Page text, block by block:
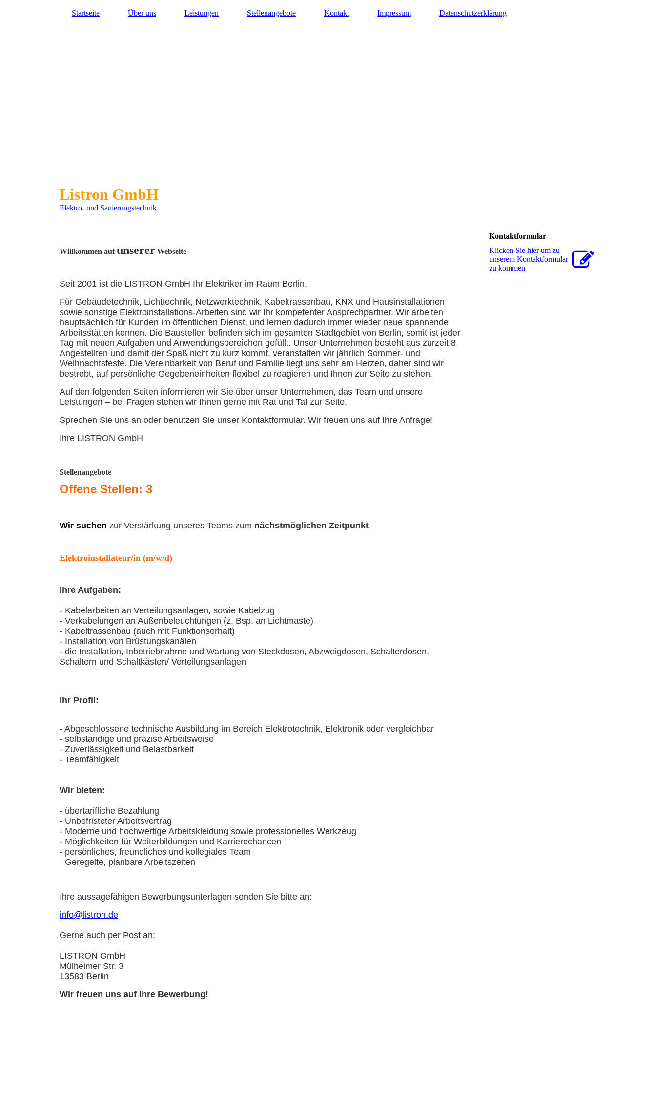
Startseite Über uns Leistungen Stellenangebote Kontakt Impressum Datenschutzerklärung
Listron GmbH
Elektro- und Sanierungstechnik
Willkommen aufunserer Webseite
Seit 2001 ist die LISTRON GmbH Ihr Elektriker im Raum Berlin.
Für Gebäudetechnik, Lichttechnik, Netzwerktechnik, Kabeltrassenbau, KNX und Hausinstallationen
sowie sonstige Elektroinstallations-Arbeiten sind wir Ihr kompetenter Ansprechpartner. Wir arbeiten
hauptsächlich für Kunden im öffentlichen Dienst, und lernen dadurch immer wieder neue spannende
Arbeitsstätten kennen. Die Baustellen befinden sich im gesamten Stadtgebiet von Berlin, somit ist jeder
Tag mit neuen Aufgaben und Anwendungsbereichen gefüllt. Unser Unternehmen besteht aus zurzeit 8
Angestellten und damit der Spaß nicht zu kurz kommt, veranstalten wir jährlich Sommer- und
Weihnachtsfeste. Die Vereinbarkeit von Beruf und Familie liegt uns sehr am Herzen, daher sind wir
bestrebt, auf persönliche Gegebeneinheiten flexibel zu reagieren und Ihnen zur Seite zu stehen.
Auf den folgenden Seiten informieren wir Sie über unser Unternehmen, das Team und unsere
Leistungen – bei Fragen stehen wir Ihnen gerne mit Rat und Tat zur Seite.
Sprechen Sie uns an oder benutzen Sie unser Kontaktformular. Wir freuen uns auf Ihre Anfrage!
Ihre LISTRON GmbH
Stellenangebote
Offene Stellen: 3
Wir suchen zur Verstärkung unseres Teams zum nächstmöglichen Zeitpunkt
Elektroinstallateur/in (m/w/d)
Ihre Aufgaben:
- Kabelarbeiten an Verteilungsanlagen, sowie Kabelzug
- Verkabelungen an Außenbeleuchtungen (z. Bsp. an Lichtmaste)
- Kabeltrassenbau (auch mit Funktionserhalt)
- Installation von Brüstungskanälen
- die Installation, Inbetriebnahme und Wartung von Steckdosen, Abzweigdosen, Schalterdosen,
Schaltern und Schaltkästen/ Verteilungsanlagen
Ihr Profil:
- Abgeschlossene technische Ausbildung im Bereich Elektrotechnik, Elektronik oder vergleichbar
- selbständige und präzise Arbeitsweise
- Zuverlässigkeit und Belastbarkeit
- Teamfähigkeit
Wir bieten:
- übertarifliche Bezahlung
- Unbefristeter Arbeitsvertrag
- Moderne und hochwertige Arbeitskleidung sowie professionelles Werkzeug
- Möglichkeiten für Weiterbildungen und Karrierechancen
- persönliches, freundliches und kollegiales Team
- Geregelte, planbare Arbeitszeiten
Ihre aussagefähigen Bewerbungsunterlagen senden Sie bitte an:
info@listron.de
Gerne auch per Post an:
LISTRON GmbH
Mülheimer Str. 3
13583 Berlin
Wir freuen uns auf Ihre Bewerbung!
Kontaktformular
Klicken Sie hier um zu
unserem Kon­takt­for­mu­lar
zu kommen